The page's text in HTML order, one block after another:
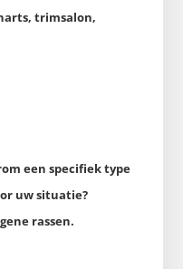
trimsalon,
een specifiek type
uw situatie?
rassen.